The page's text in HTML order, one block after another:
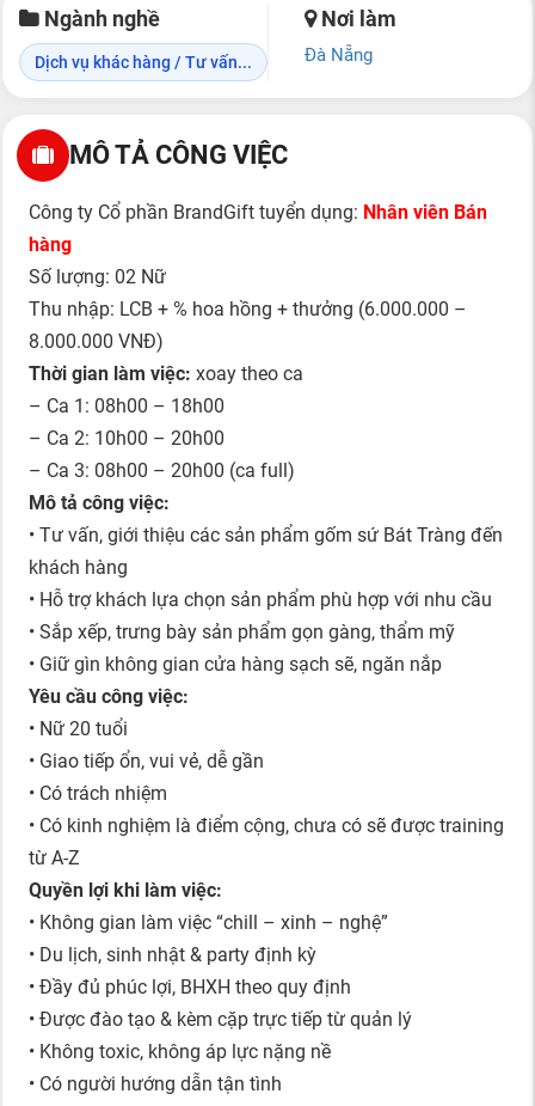
Ngành nghề
Dịch vụ khác hàng / Tư vấn...
Nơi làm
Đà Nẵng
MÔ TẢ CÔNG VIỆC
Công ty Cổ phần BrandGift tuyển dụng: Nhân viên Bán
hàng
Số lượng: 02 Nữ
Thu nhập: LCB + % hoa hồng + thưởng (6.000.000 –
8.000.000 VNĐ)
Thời gian làm việc: xoay theo ca
– Ca 1: 08h00 – 18h00
– Ca 2: 10h00 – 20h00
– Ca 3: 08h00 – 20h00 (ca full)
Mô tả công việc:
• Tư vấn, giới thiệu các sản phẩm gốm sứ Bát Tràng đến
khách hàng
• Hỗ trợ khách lựa chọn sản phẩm phù hợp với nhu cầu
• Sắp xếp, trưng bày sản phẩm gọn gàng, thẩm mỹ
• Giữ gìn không gian cửa hàng sạch sẽ, ngăn nắp
Yêu cầu công việc:
• Nữ 20 tuổi
• Giao tiếp ổn, vui vẻ, dễ gần
• Có trách nhiệm
• Có kinh nghiệm là điểm cộng, chưa có sẽ được training
từ A-Z
Quyền lợi khi làm việc:
• Không gian làm việc “chill – xinh – nghệ”
• Du lịch, sinh nhật & party định kỳ
• Đầy đủ phúc lợi, BHXH theo quy định
• Được đào tạo & kèm cặp trực tiếp từ quản lý
• Không toxic, không áp lực nặng nề
• Có người hướng dẫn tận tình